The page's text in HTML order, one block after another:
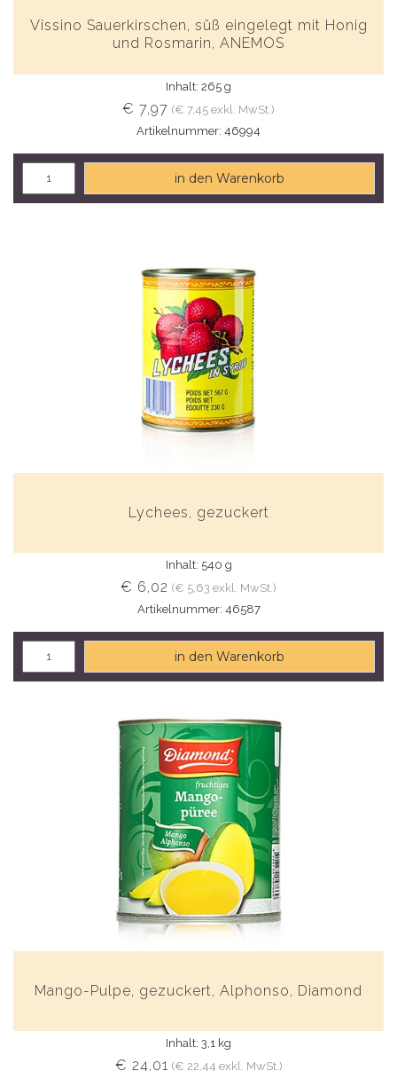
Vissino Sauerkirschen, süß eingelegt mit Honig
und Rosmarin, ANEMOS
Inhalt: 265 g
€ 7,97 (€ 7,45 exkl. MwSt.)
Artikelnummer: 46994
in den Warenkorb
Lychees, gezuckert
Inhalt: 540 g
€ 6,02 (€ 5,63 exkl. MwSt.)
Artikelnummer: 46587
in den Warenkorb
Mango-Pulpe, gezuckert, Alphonso, Diamond
Inhalt: 3,1 kg
€ 24,01 (€ 22,44 exkl. MwSt.)